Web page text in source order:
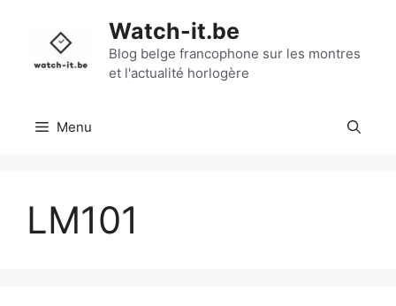
contenu
Watch-it.be
Blog belge francophone sur les montres
et l'actualité horlogère
Menu
LM101